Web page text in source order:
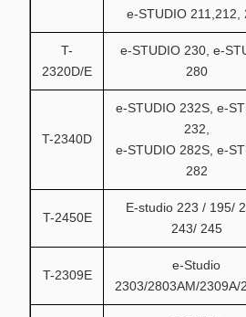
e-STUDIO 211,212,
T-
2320D/E
e-STUDIO 230, e-
280
T-2340D
e-STUDIO 232S, e-
232,
e-STUDIO 282S, e-
282
T-2450E
E-studio 223 / 195/
243/ 245
T-2309E
e-Studio
2303/2803AM/2309A/